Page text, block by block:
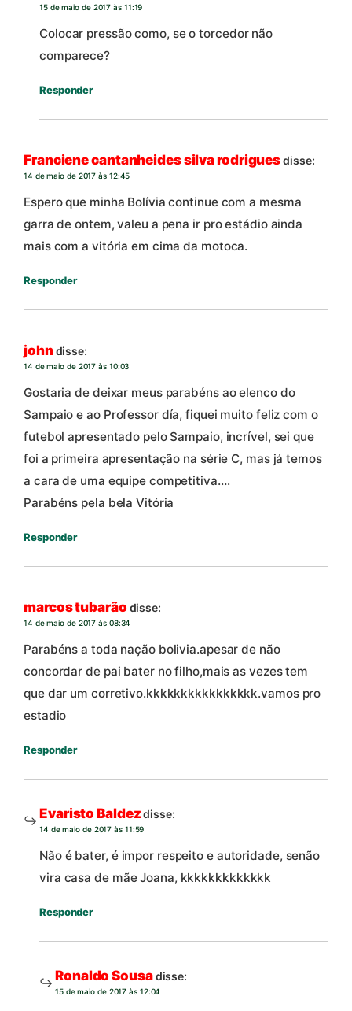
15 de maio de 2017 às 11:19
Colocar pressão como, se o torcedor não
comparece?
Responder
Franciene cantanheides silva rodriguesdisse:
14 de maio de 2017 às 12:45
Espero que minha Bolívia continue com a mesma
garra de ontem, valeu a pena ir pro estádio ainda
mais com a vitória em cima da motoca.
Responder
johndisse:
14 de maio de 2017 às 10:03
Gostaria de deixar meus parabéns ao elenco do
Sampaio e ao Professor día, fiquei muito feliz com o
futebol apresentado pelo Sampaio, incrível, sei que
foi a primeira apresentação na série C, mas já temos
a cara de uma equipe competitiva….
Parabéns pela bela Vitória
Responder
marcos tubarão disse:
14 de maio de 2017 às 08:34
Parabéns a toda nação bolivia.apesar de não
concordar de pai bater no filho,mais as vezes tem
que dar um corretivo.kkkkkkkkkkkkkkkk.vamos pro
estadio
Responder
Evaristo Baldez disse:
14 de maio de 2017 às 11:59
Não é bater, é impor respeito e autoridade, senão
vira casa de mãe Joana, kkkkkkkkkkkkk
Responder
Ronaldo Sousadisse:
15 de maio de 2017 às 12:04